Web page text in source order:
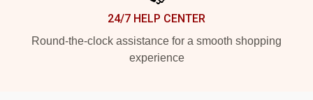
24/7 HELP CENTER
Round-the-clock assistance for a smooth shopping
experience